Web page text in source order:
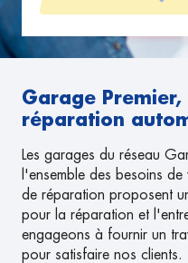
Garage
réparation
Les garages du réseau
l'ensemble des besoins
de réparation proposent
pour la réparation et
engageons à fournir un
pour satisfaire nos clients.